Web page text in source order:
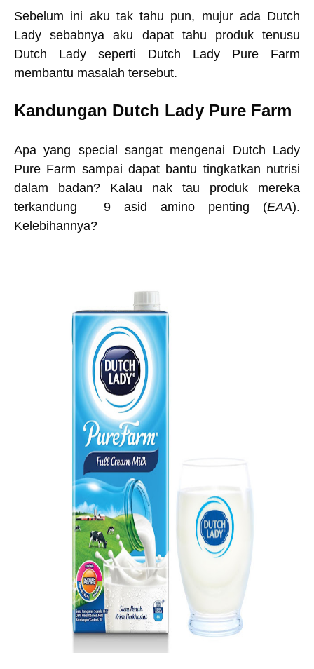
Sebelum ini aku tak tahu pun, mujur ada Dutch
Lady sebabnya aku dapat tahu produk tenusu
Dutch Lady seperti Dutch Lady Pure Farm
membantu masalah tersebut.
Kandungan Dutch Lady Pure Farm
Apa yang special sangat mengenai Dutch Lady
Pure Farm sampai dapat bantu tingkatkan nutrisi
dalam badan? Kalau nak tau produk mereka
terkandung
9 asid amino penting (EAA).
Kelebihannya?